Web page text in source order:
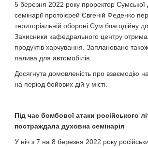
5 березня 2022 року проректор Сумської
семінарії протоієрей Євгеній Феденко
територіальній обороні Сум благодійну
Захисники кафедрального центру
продуктів харчування. Заплановано
палива для автомобілів.
Досягнута домовленість про взаємодію на
на період бойових дій у місті.
Під час бомбової атаки російського
постраждала духовна семінарія
У ніч з 7 на 8 березня 2022 року